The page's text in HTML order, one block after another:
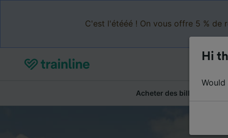
C'est l'étééé ! On vous offre 5 %
Acheter des billets
Hi